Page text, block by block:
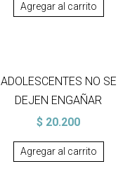
Agregar al carrito
ADOLESCENTES NO SE
DEJEN ENGAÑAR
$ 20.200
Agregar al carrito